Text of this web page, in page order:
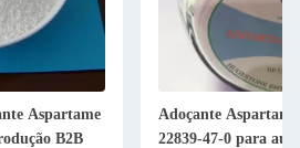
Aspartame
B2B
Adoçante
22839-47-0 para